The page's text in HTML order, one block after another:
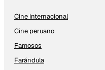
Cine internacional
Cine peruano
Famosos
Farándula